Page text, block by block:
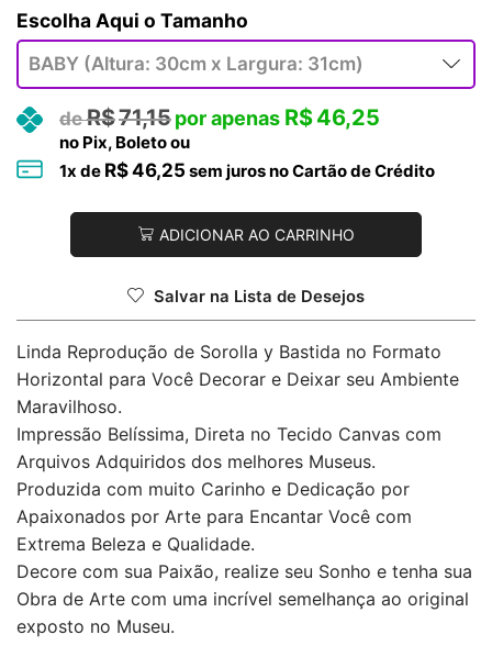
Tamanho
R$71,15 R$46,25
no Pix, Boleto ou
1x de R$46,25 sem juros no Cartão de Crédito
ADICIONAR AO CARRINHO
Salvar na Lista de Desejos
Linda Reprodução de Sorolla y Bastida no Formato
Horizontal para Você Decorar e Deixar seu Ambiente
Maravilhoso.
Impressão Belíssima, Direta no Tecido Canvas com
Arquivos Adquiridos dos melhores Museus.
Produzida com muito Carinho e Dedicação por
Apaixonados por Arte para Encantar Você com
Extrema Beleza e Qualidade.
Decore com sua Paixão, realize seu Sonho e tenha sua
Obra de Arte com uma incrível semelhança ao original
exposto no Museu.